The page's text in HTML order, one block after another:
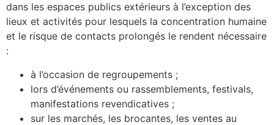
dans les espaces publics extérieurs à l’exception des
lieux et activités pour lesquels la concentration humaine
et le risque de contacts prolongés le rendent nécessaire
:
à l’occasion de regroupements ;
lors d’événements ou rassemblements, festivals,
manifestations revendicatives ;
sur les marchés, les brocantes, les ventes au